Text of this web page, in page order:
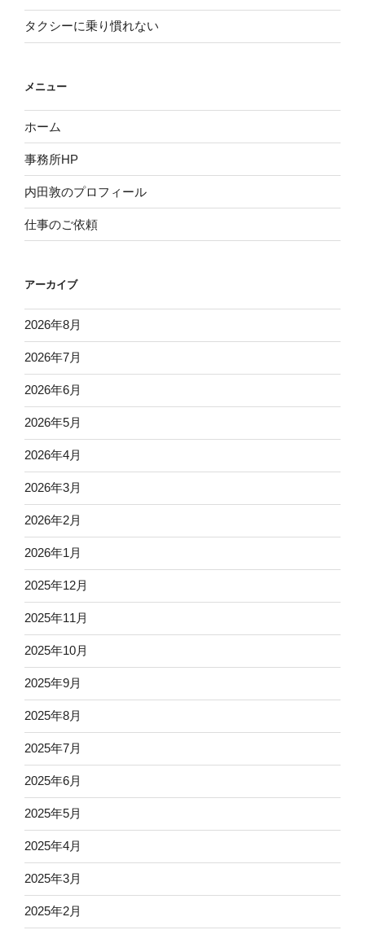
タクシーに乗り慣れない
メニュー
ホーム
事務所HP
内田敦のプロフィール
仕事のご依頼
アーカイブ
2026年8月
2026年7月
2026年6月
2026年5月
2026年4月
2026年3月
2026年2月
2026年1月
2025年12月
2025年11月
2025年10月
2025年9月
2025年8月
2025年7月
2025年6月
2025年5月
2025年4月
2025年3月
2025年2月